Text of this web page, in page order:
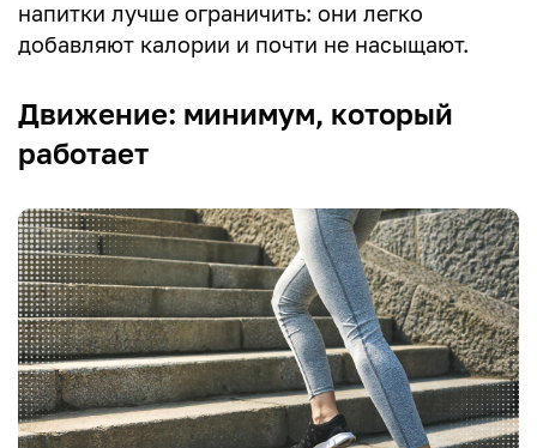
напитки лучше ограничить: они легко
добавляют калории и почти не насыщают.
Движение: минимум, который
работает